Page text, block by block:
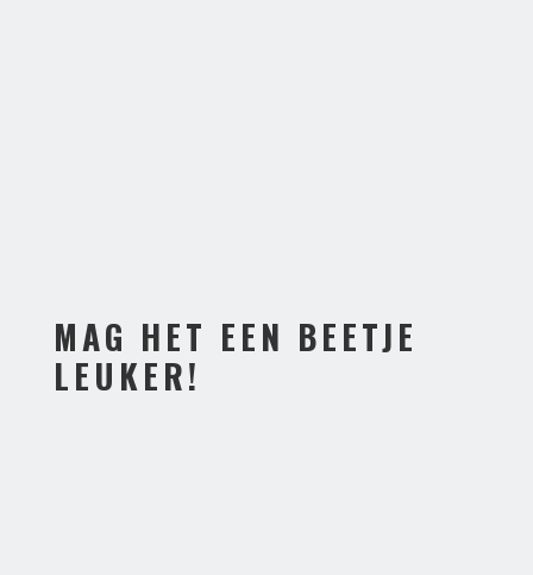
MAG HET EEN BEETJE
LEUKER!